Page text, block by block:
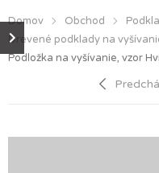
Domov Obchod
Drevené podklady na
Podložka na vyšívanie, vzor